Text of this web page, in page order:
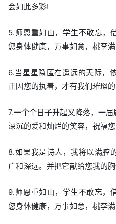
会如此多彩!
5.师恩重如山，学生不敢忘，
您身体健康，万事如意，桃李
6.当星星隐匿在遥远的天际，
正因您的执着，才有我们璀璨
7.一个个日子升起又降落，一
深沉的爱和灿烂的笑容，祝福
8.如果我是诗人，我将以满腔
广和深远。并把它献给您我的
9.师恩重如山，学生不敢忘，
您身体健康，万事如意，桃李